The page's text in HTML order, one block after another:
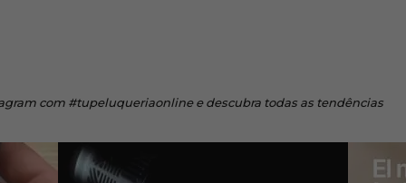
com #tupeluqueriaonline e descubra todas as tendências